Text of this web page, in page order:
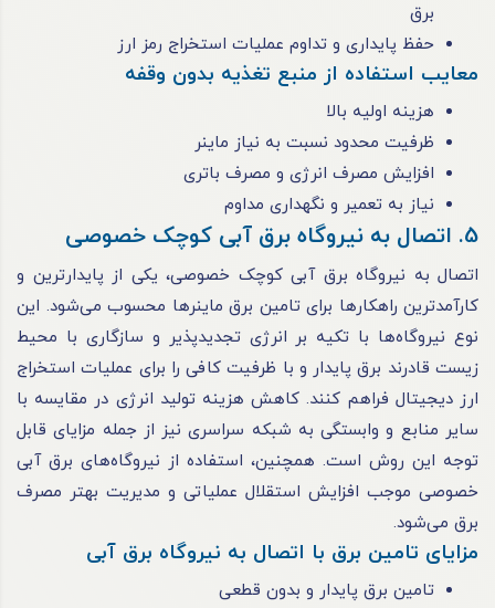
برق
حفظ پایداری و تداوم عملیات استخراج رمز ارز
معایب استفاده از منبع تغذیه بدون وقفه
هزینه اولیه بالا
ظرفیت محدود نسبت به نیاز ماینر
افزایش مصرف انرژی و مصرف باتری
نیاز به تعمیر و نگهداری مداوم
5. اتصال به نیروگاه برق‌ آبی کوچک خصوصی
اتصال به نیروگاه برق‌ آبی کوچک خصوصی، یکی از پایدارترین و
کارآمدترین راهکارها برای تامین برق ماینرها محسوب می‌شود. این
نوع نیروگاه‌ها با تکیه بر انرژی تجدیدپذیر و سازگاری با محیط
زیست قادرند برق پایدار و با ظرفیت کافی را برای عملیات استخراج
ارز دیجیتال فراهم کنند. کاهش هزینه تولید انرژی در مقایسه با
سایر منابع و وابستگی به شبکه سراسری نیز از جمله مزایای قابل
توجه این روش است. همچنین، استفاده از نیروگاه‌های برق‌ آبی
خصوصی موجب افزایش استقلال عملیاتی و مدیریت بهتر مصرف
برق می‌شود.
مزایای تامین برق با اتصال به نیروگاه برق آبی
تامین برق پایدار و بدون قطعی